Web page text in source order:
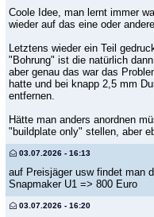
Coole Idee, man lernt immer
wieder auf das eine oder
Letztens wieder ein Teil
"Bohrung" ist die natürlich
aber genau das war das
hatte und bei knapp 2,5 mm
entfernen.
Hätte man anders anordnen
"buildplate only" stellen, aber
03.07.2026 - 16:13
auf Preisjäger usw findet man
Snapmaker U1 => 800 Euro
03.07.2026 - 16:20